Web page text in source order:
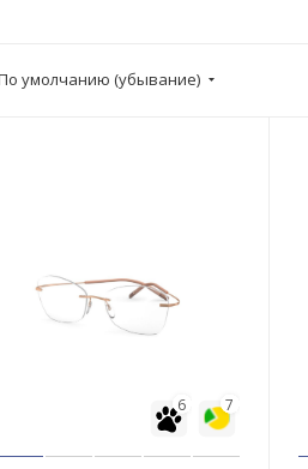
умолчанию (убывание)
7
6